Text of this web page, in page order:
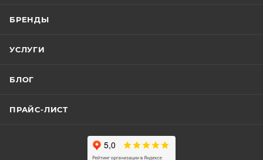
БРЕНДЫ
УСЛУГИ
БЛОГ
ПРАЙС-ЛИСТ